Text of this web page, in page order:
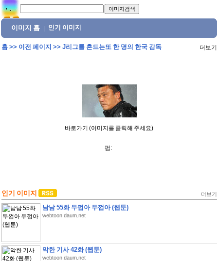
이미지 홈 인기 이미지
홈>> 이전 페이지 >> J리그를 흔드는또 한 명의 한국 감독 더보기
바로가기 (이미지를 클릭해 주세요)
펌:
인기 이미지 더보기
남남 55화 두껍아 두껍아 (웹툰)
webtoon.daum.net
악한 기사 42화 (웹툰)
webtoon.daum.net